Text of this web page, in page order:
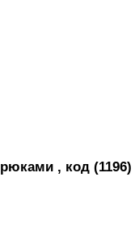
, код (1196)